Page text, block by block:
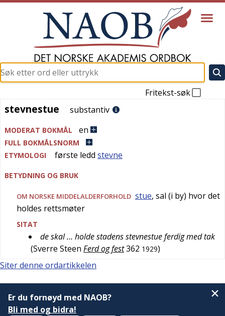
Fritekst-søk
stevnestue
stevnestue substantiv
MODERAT BOKMÅL en
FULL BOKMÅLSNORM
ETYMOLOGI
første ledd stevne
BETYDNING OG BRUK
OM NORSKE MIDDELALDERFORHOLD stue, sal (i by) hvor det
holdes rettsmøter
SITAT
de skal … holde stadens stevnestue ferdig med tak
(Sverre Steen Ferd og fest362 1929)
Siter denne ordartikkelen
Er du fornøyd med NAOB?
Bli med og bidra!